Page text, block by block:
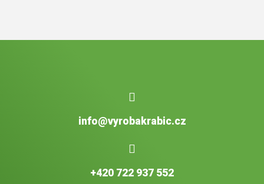
info@vyrobakrabic.cz
+420 722 937 552